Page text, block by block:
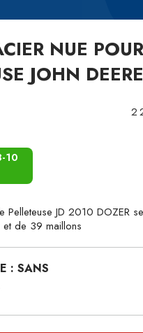
NUE POUR
JOHN
2
10
Pelleteuse JD 2010 DOZER
de 39 maillons
: SANS